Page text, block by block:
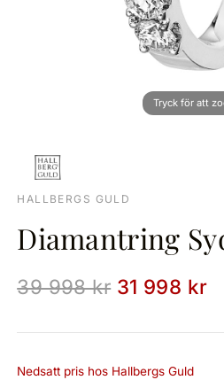
HALLBERGS GULD
Diamantring
39 998 kr 31 998 kr
Nedsatt pris hos Hallbergs Guld